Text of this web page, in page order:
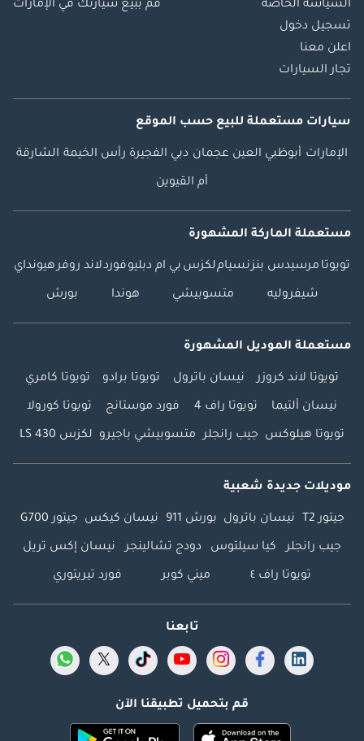
السياسة الخاصة
تسجيل دخول
اعلن معنا
تجار السيارات
قم ببيع سيارتك في الإمارات
سيارات مستعملة للبيع حسب الموقع
الإمارات أبوظبي العين عجمان دبي الفجيرة رأس الخيمة الشارقة
أم القيوين
مستعملة الماركة المشهورة
تويوتا مرسيدس بنزنسياملكزس بي ام دبليوفوردلاند روفرهيونداي
شيفروليه متسوبيشي هوندا بورش
مستعملة الموديل المشهورة
تويوتا لاند كروزر نيسان باترول تويوتا برادو تويوتا كامري
نيسان ألتيما تويوتا راف 4 فورد موستانج تويوتا كورولا
تويوتا هيلوكس جيب رانجلر متسوبيشي باجيرو لكزس LS 430
موديلات جديدة شعبية
جيتور T2 نيسان باترول بورش 911 نيسان كيكس جيتور G700
جيب رانجلر كيا سيلتوس دودج تشالينجر نيسان إكس تريل
تويوتا راف ٤ ميني كوبر فورد تيريتوري
تابعنا
قم بتحميل تطبيقنا الآن